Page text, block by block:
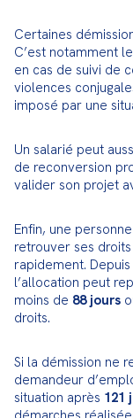
Certaines
C’est notamment
en cas de suivi de
violences
imposé par une
Un salarié peut
de reconversion
valider son projet
Enfin, une
retrouver ses
rapidement.
l’allocation peut
moins de 88 jours
droits.
Si la démission ne
demandeur
situation après 121